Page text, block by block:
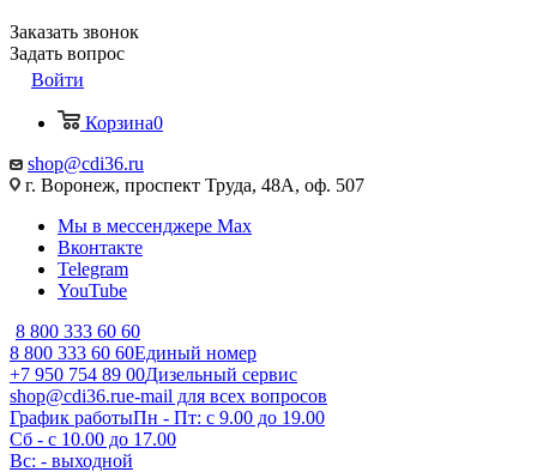
Заказать звонок
Задать вопрос
Войти
Корзина0
shop@cdi36.ru
г. Воронеж, проспект Труда, 48А, оф. 507
Мы в мессенджере Max
Вконтакте
Telegram
YouTube
8 800 333 60 60
8 800 333 60 60Единый номер
+7 950 754 89 00Дизельный сервис
shop@cdi36.rue-mail для всех вопросов
График работыПн - Пт: с 9.00 до 19.00
Сб - с 10.00 до 17.00
Вс: - выходной